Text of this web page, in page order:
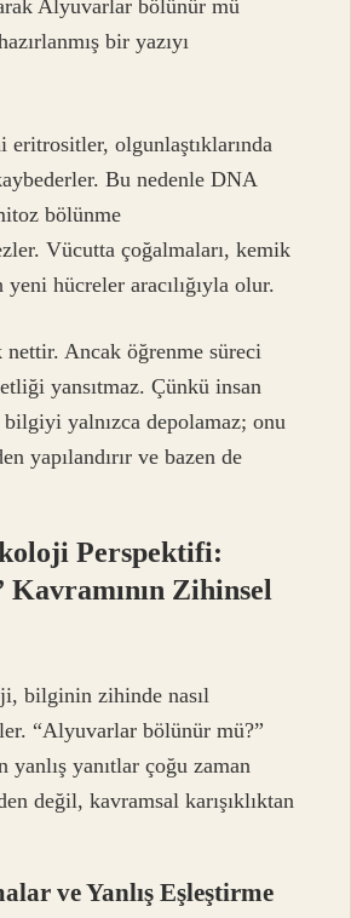
Alyuvarlar bölünür mü
bir yazıyı
olgunlaştıklarında
Bu nedenle DNA
bölünme
Vücutta çoğalmaları, kemik
hücreler aracılığıyla olur.
Ancak öğrenme süreci
yansıtmaz. Çünkü insan
yalnızca depolamaz; onu
yapılandırır ve bazen de
Perspektifi:
Kavramının Zihinsel
bilginin zihinde nasıl
“Alyuvarlar bölünür mü?”
yanlış yanıtlar çoğu zaman
değil, kavramsal karışıklıktan
ve Yanlış Eşleştirme